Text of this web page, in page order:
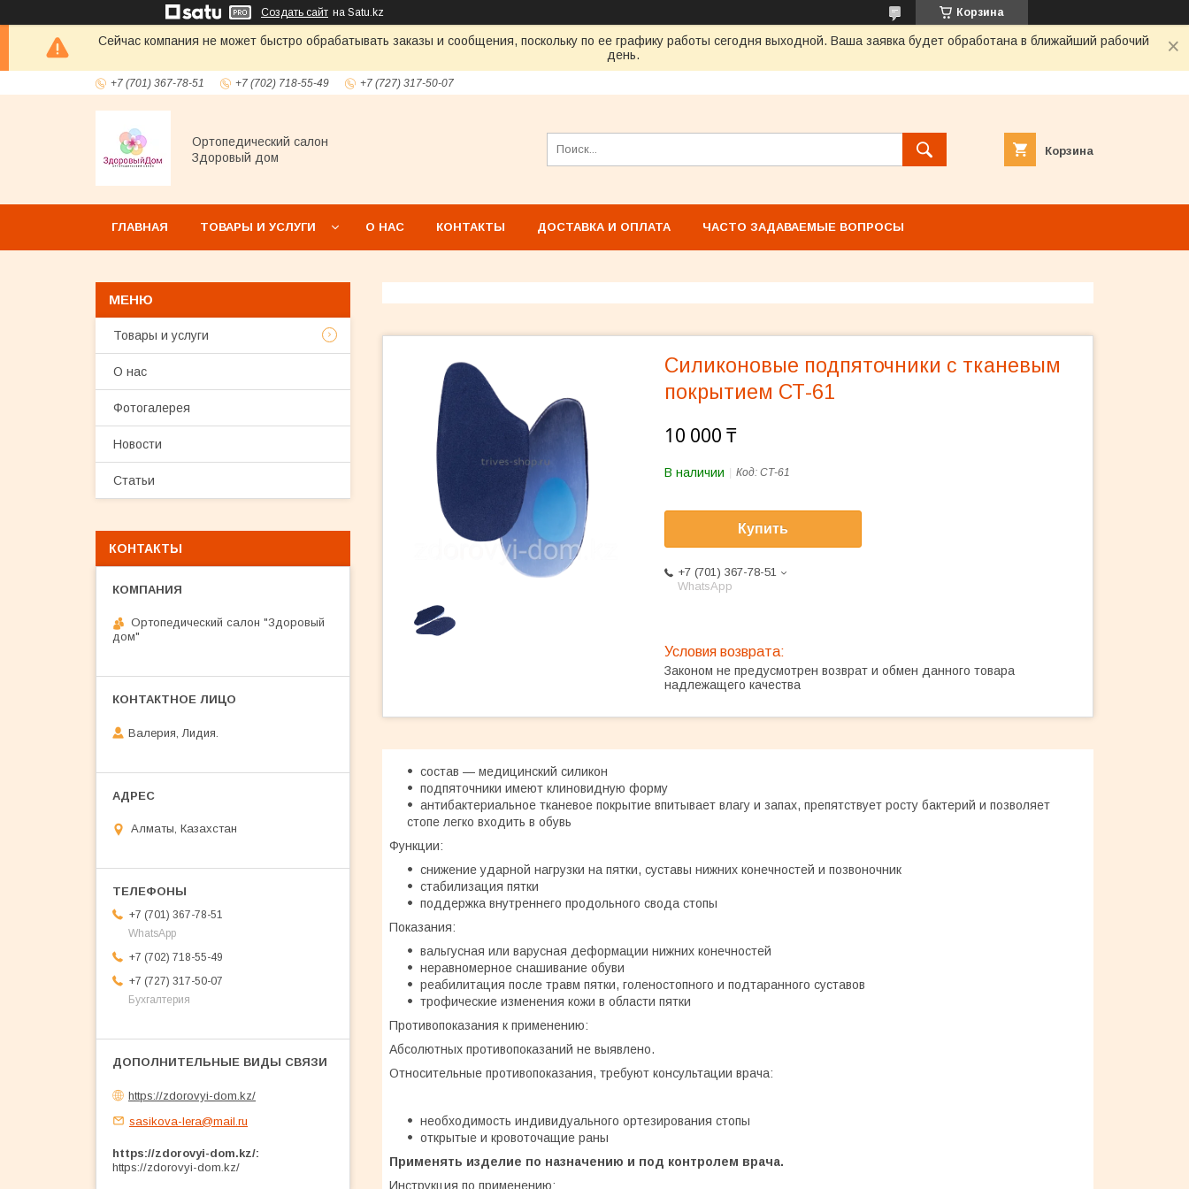
Создать сайт на Satu.kz Корзина
Сейчас компания не может быстро обрабатывать заказы и сообщения, поскольку по ее графику работы сегодня выходной. Ваша заявка будет обработана в ближайший рабочий
день.
+7 (701) 367-78-51 +7 (702) 718-55-49 +7 (727) 317-50-07
Ортопедический салон
Здоровый дом
Корзина
ГЛАВНАЯ ТОВАРЫ И УСЛУГИ О НАС КОНТАКТЫ ДОСТАВКА И ОПЛАТА ЧАСТО ЗАДАВАЕМЫЕ ВОПРОСЫ
Силиконовые подпяточники с тканевым
покрытием СТ-61
10 000 ₸
В наличии Код: СТ-61
Купить
+7 (701) 367-78-51
WhatsApp
Законом не предусмотрен возврат и обмен данного товара
надлежащего качества
состав — медицинский силикон
подпяточники имеют клиновидную форму
антибактериальное тканевое покрытие впитывает влагу и запах, препятствует росту бактерий и позволяет
стопе легко входить в обувь
Функции:
снижение ударной нагрузки на пятки, суставы нижних конечностей и позвоночник
стабилизация пятки
поддержка внутреннего продольного свода стопы
Показания:
вальгусная или варусная деформации нижних конечностей
неравномерное снашивание обуви
реабилитация после травм пятки, голеностопного и подтаранного суставов
трофические изменения кожи в области пятки
Противопоказания к применению:
Абсолютных противопоказаний не выявлено.
Относительные противопоказания, требуют консультации врача:
необходимость индивидуального ортезирования стопы
открытые и кровоточащие раны
Применять изделие по назначению и под контролем врача.
Инструкция по применению:
Товары и услуги
О нас
Фотогалерея
Новости
Статьи
КОНТАКТЫ
Ортопедический салон "Здоровый
дом"
Валерия, Лидия.
Алматы, Казахстан
+7 (701) 367-78-51
WhatsApp
+7 (702) 718-55-49
+7 (727) 317-50-07
Бухгалтерия
https://zdorovyi-dom.kz/
sasikova-lera@mail.ru
https://zdorovyi-dom.kz/
https://zdorovyi-dom.kz/